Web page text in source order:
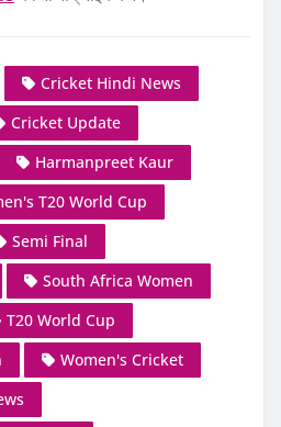
Cricket Hindi News
Cricket Update
Harmanpreet Kaur
T20 World Cup
Semi Final
South Africa Women
T20 World Cup
Women's Cricket